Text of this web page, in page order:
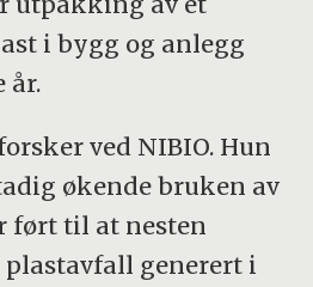
i bygg og anlegg
år.
ved NIBIO. Hun
økende bruken av
ført til at nesten
generert i